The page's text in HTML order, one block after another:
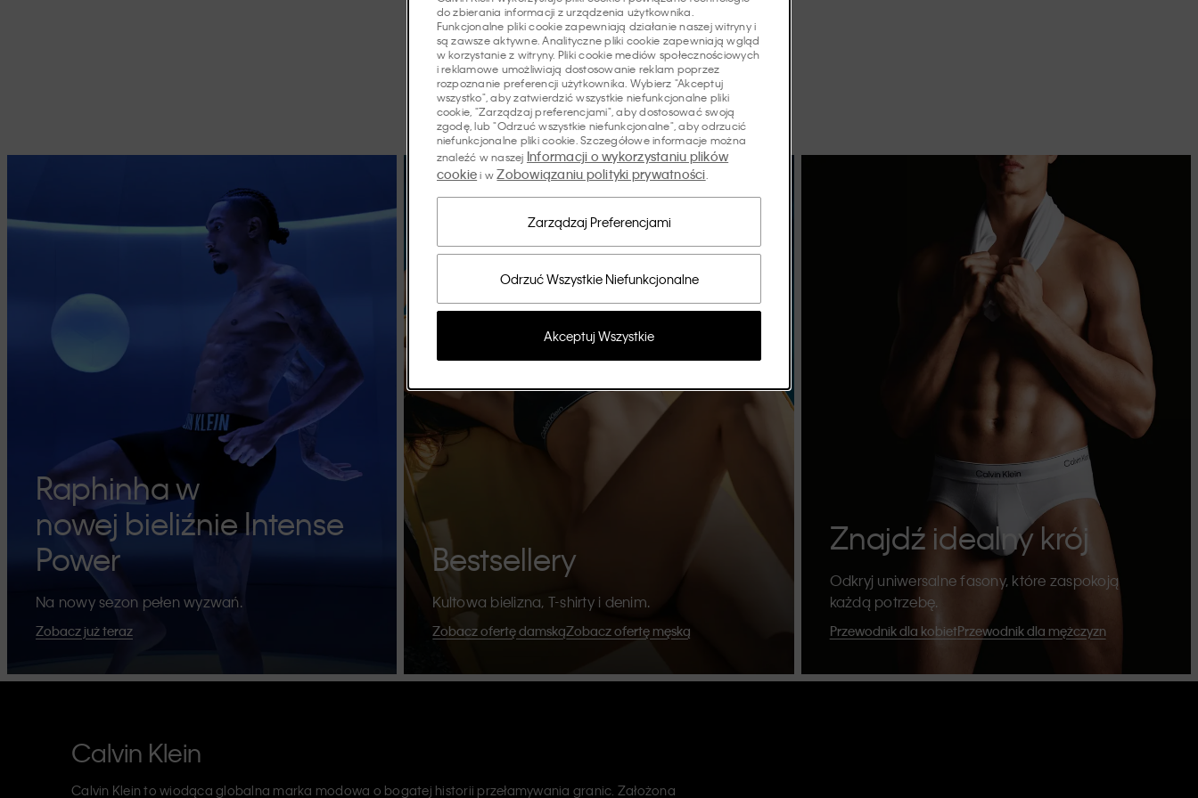
Artykuły
Odkryj historie sezonu.
Raphinha w
nowej bieliźnie Intense
Power
Na nowy sezon pełen wyzwań.
Zobacz już teraz
Bestsellery
Kultowa bielizna, T-shirty i denim.
Zobacz ofertę damskąZobacz ofertę męską
Znajdź idealny krój
Odkryj uniwersalne fasony, które zaspokoją
każdą potrzebę.
Przewodnik dla kobietPrzewodnik dla mężczyzn
Calvin Klein
Calvin Klein to wiodąca globalna marka modowa o bogatej historii przełamywania granic. Założona
do zbierania informacji z urządzenia użytkownika.
Funkcjonalne pliki cookie zapewniają działanie naszej witryny i
są zawsze aktywne. Analityczne pliki cookie zapewniają wgląd
w korzystanie z witryny. Pliki cookie mediów społecznościowych
i reklamowe umożliwiają dostosowanie reklam poprzez
rozpoznanie preferencji użytkownika. Wybierz "Akceptuj
wszystko", aby zatwierdzić wszystkie niefunkcjonalne pliki
cookie, "Zarządzaj preferencjami", aby dostosować swoją
zgodę, lub "Odrzuć wszystkie niefunkcjonalne", aby odrzucić
niefunkcjonalne pliki cookie. Szczegółowe informacje można
znaleźć w naszej Informacji o wykorzystaniu plików
cookiei wZobowiązaniu polityki prywatności
Odrzuć Wszystkie Niefunkcjonalne
Zarządzaj Preferencjami
Akceptuj Wszystkie